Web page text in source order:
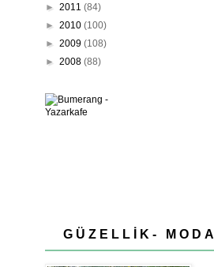
► 2011 (84)
► 2010 (100)
► 2009 (108)
► 2008 (88)
GÜZELLİK- MODA